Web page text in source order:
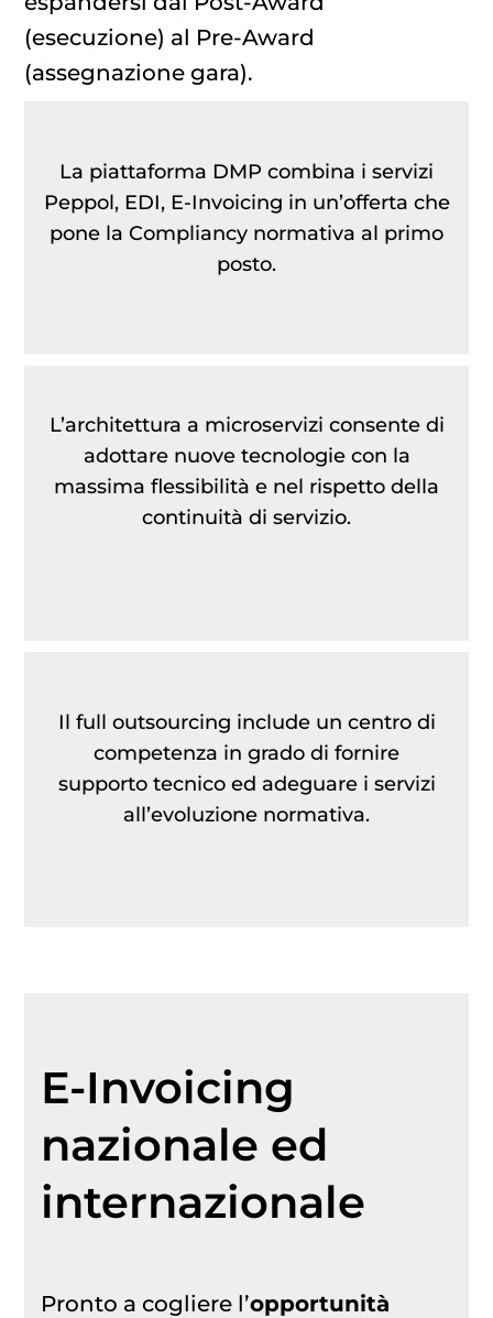
(esecuzione) al Pre-Award
(assegnazione gara).
La piattaforma DMP combina i servizi
Peppol, EDI, E-Invoicing in un’offerta che
pone la Compliancy normativa al primo
posto.
L’architettura a microservizi consente di
adottare nuove tecnologie con la
massima flessibilità e nel rispetto della
continuità di servizio.
Il full outsourcing include un centro di
competenza in grado di fornire
supporto tecnico ed adeguare i servizi
all’evoluzione normativa.
E-Invoicing
nazionale ed
internazionale
Pronto a cogliere l’opportunità